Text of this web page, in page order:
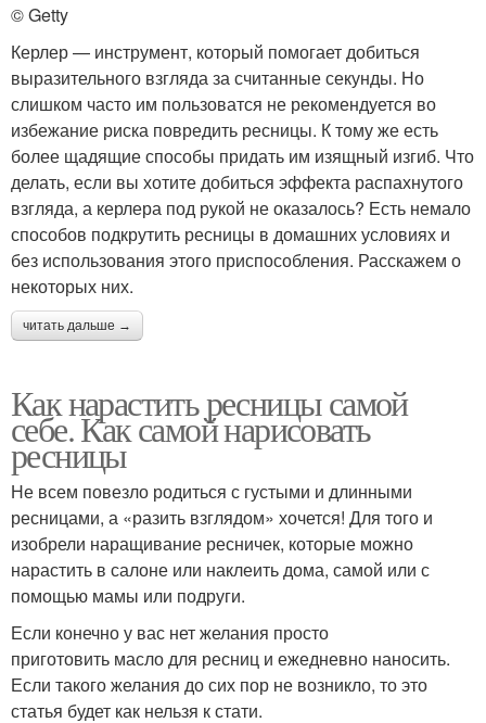
© Getty
Керлер — инструмент, который помогает добиться
выразительного взгляда за считанные секунды. Но
слишком часто им пользоватся не рекомендуется во
избежание риска повредить ресницы. К тому же есть
более щадящие способы придать им изящный изгиб. Что
делать, если вы хотите добиться эффекта распахнутого
взгляда, а керлера под рукой не оказалось? Есть немало
способов подкрутить ресницы в домашних условиях и
без использования этого приспособления. Расскажем о
некоторых них.
читать дальше →
Как нарастить ресницы самой
себе. Как самой нарисовать
ресницы
Не всем повезло родиться с густыми и длинными
ресницами, а «разить взглядом» хочется! Для того и
изобрели наращивание ресничек, которые можно
нарастить в салоне или наклеить дома, самой или с
помощью мамы или подруги.
Если конечно у вас нет желания просто
приготовить масло для ресниц и ежедневно наносить.
Если такого желания до сих пор не возникло, то это
статья будет как нельзя к стати.